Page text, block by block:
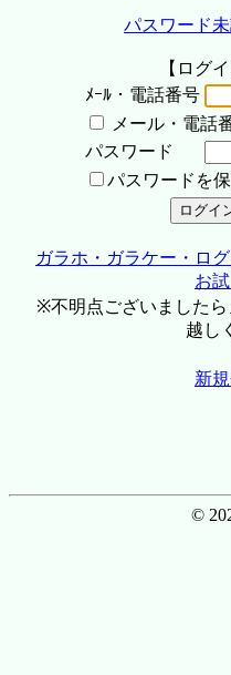
パスワード
【ログ
ﾒｰﾙ・電話番号
メール・電話
パスワード
パスワードを
ガラホ・ガラケー・ロ
お
※不明点ございました
越し
新
©